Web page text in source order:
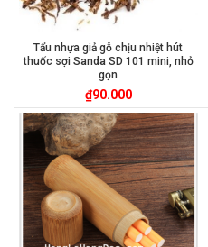
Tẩu nhựa giả gỗ chịu nhiệt hút
thuốc sợi Sanda SD 101 mini, nhỏ
gọn
₫90.000